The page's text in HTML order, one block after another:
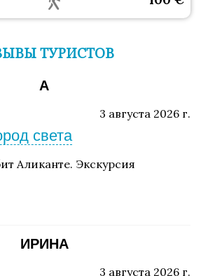
ТУРИСТОВ
A
3 августа 2026 г.
света
Аликанте. Экскурсия
ИРИНА
3 августа 2026 г.